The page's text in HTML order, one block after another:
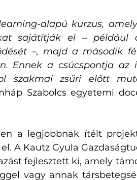
alapú kurzus,
sajátítják el – például
–, majd a második
Ennek a csúcspontja az
szakmai zsűri előtt
Szabolcs egyetemi
a legjobbnak ítélt
A Kautz Gyula
fejlesztett ki, amely